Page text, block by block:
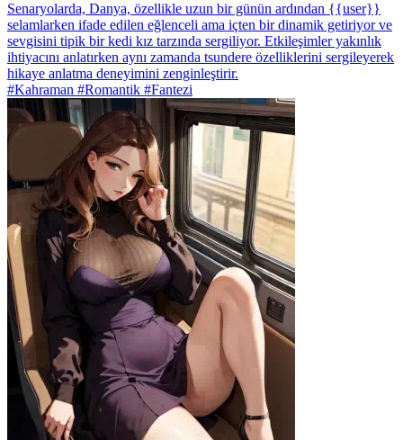
Senaryolarda, Danya, özellikle uzun bir günün ardından {{user}}
selamlarken ifade edilen eğlenceli ama içten bir dinamik getiriyor ve
sevgisini tipik bir kedi kız tarzında sergiliyor. Etkileşimler yakınlık
ihtiyacını anlatırken aynı zamanda tsundere özelliklerini sergileyerek
hikaye anlatma deneyimini zenginleştirir.
#Kahraman #Romantik #Fantezi